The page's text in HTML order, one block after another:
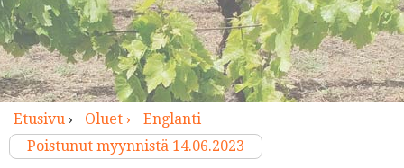
Etusivu› Oluet ›
Englanti
Poistunut myynnistä 14.06.2023